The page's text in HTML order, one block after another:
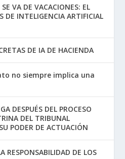
VA DE VACACIONES: EL
DE INTELIGENCIA ARTIFICIAL
DE IA DE HACIENDA
no siempre implica una
DESPUÉS DEL PROCESO
DEL TRIBUNAL
PODER DE ACTUACIÓN
RESPONSABILIDAD DE LOS